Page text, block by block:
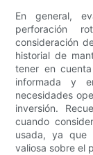
En general,
perforación
consideración
historial de
tener en
informada y
necesidades
inversión.
cuando
usada, ya que
valiosa sobre el